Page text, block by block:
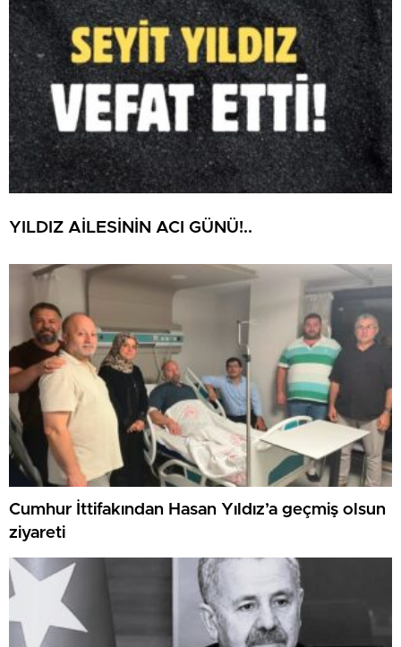
YILDIZ AİLESİNİN ACI GÜNÜ!..
Cumhur İttifakından Hasan Yıldız’a geçmiş olsun
ziyareti